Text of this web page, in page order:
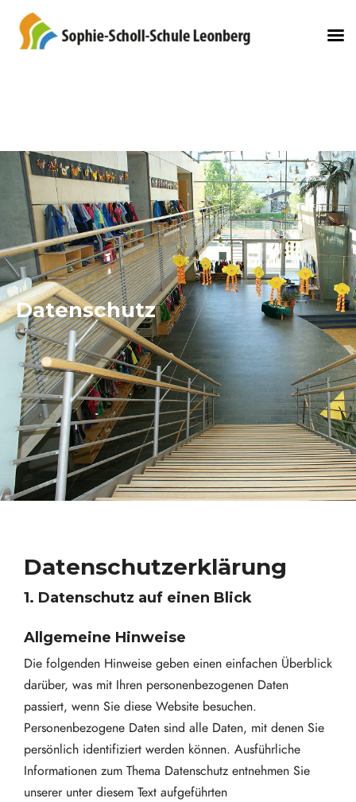
Datenschutz
Datenschutz­erklärung
1. Datenschutz auf einen Blick
Allgemeine Hinweise
Die folgenden Hinweise geben einen einfachen Überblick
darüber, was mit Ihren personenbezogenen Daten
passiert, wenn Sie diese Website besuchen.
Personenbezogene Daten sind alle Daten, mit denen Sie
persönlich identifiziert werden können. Ausführliche
Informationen zum Thema Datenschutz entnehmen Sie
unserer unter diesem Text aufgeführten